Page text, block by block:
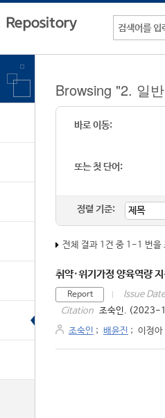
Browsing "2. 일
바로 이동:
또는 첫 단어:
정렬 기준:
전체 결과 1건 중 1-1 번을
취약·위기가정 양육역량
Report Issue Date
Citation 조숙인. (2023-
조숙인 ; 배윤진 ; 이정아